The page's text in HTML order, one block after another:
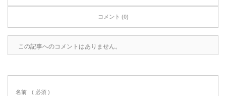
コメント (0)
この記事へのコメントはありません。
名前 ( 必須 )